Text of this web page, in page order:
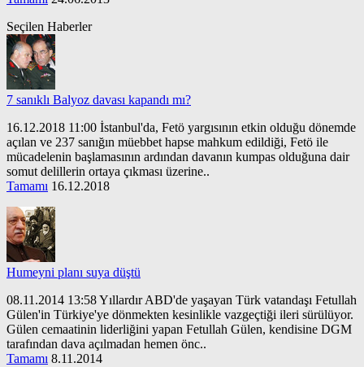
Seçilen Haberler
7 sanıklı Balyoz davası kapandı mı?
16.12.2018 11:00 İstanbul'da, Fetö yargısının etkin olduğu dönemde
açılan ve 237 sanığın müebbet hapse mahkum edildiği, Fetö ile
mücadelenin başlamasının ardından davanın kumpas olduğuna dair
somut delillerin ortaya çıkması üzerine..
Tamamı 16.12.2018
Humeyni planı suya düştü
08.11.2014 13:58 Yıllardır ABD'de yaşayan Türk vatandaşı Fetullah
Gülen'in Türkiye'ye dönmekten kesinlikle vazgeçtiği ileri sürülüyor.
Gülen cemaatinin liderliğini yapan Fetullah Gülen, kendisine DGM
tarafından dava açılmadan hemen önc..
Tamamı 8.11.2014